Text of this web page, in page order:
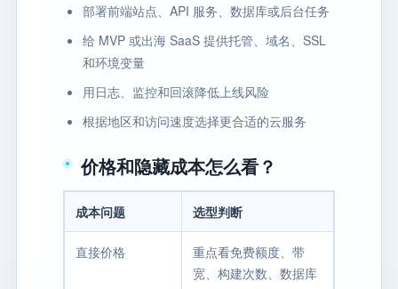
部署前端站点、API 服务、数据库或后台任务
给 MVP 或出海 SaaS 提供托管、域名、SSL
和环境变量
用日志、监控和回滚降低上线风险
根据地区和访问速度选择更合适的云服务
价格和隐藏成本怎么看？
成本问题 选型判断
直接价格
重点看免费额度、带
宽、构建次数、数据库